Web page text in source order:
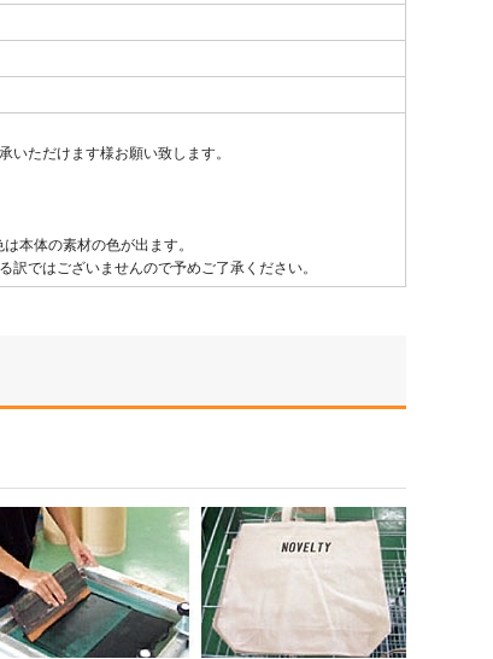
ただけます様お願い致します。
本体の素材の色が出ます。
ではございませんので予めご了承ください。